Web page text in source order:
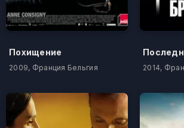
Похищение
2009, Франция Бельгия